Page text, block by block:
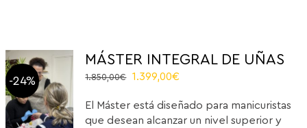
-24%
MÁSTER INTEGRAL DE UÑAS
1.850,00€
Original
was:
1.850,00€.
1.399,00€
is:
1.399,00€.
El Máster está diseñado para manicuristas
que desean alcanzar un nivel superior y